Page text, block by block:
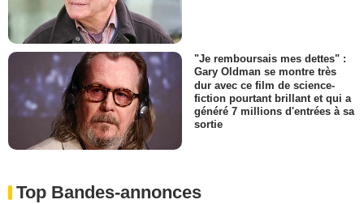
"Je remboursais mes dettes" :
Gary Oldman se montre très
dur avec ce film de science-
fiction pourtant brillant et qui a
généré 7 millions d'entrées à sa
sortie
Top Bandes-annonces